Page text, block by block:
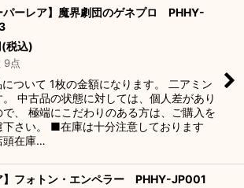
パーレア】魔界劇団のゲネプロ PHHY-
(税込)
9点
ついて 1枚の金額になります。 二アミン
。 中古品の状態に対しては、個人差があり
で、 極端にこだわりのある方は、ご購入を
下さい。 ■在庫は十分注意しております
頭在庫…
】フォトン・エンペラー PHHY-JP001